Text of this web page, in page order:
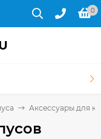
0
Аксессуары для